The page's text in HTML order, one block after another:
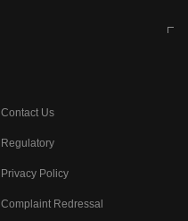
Contact Us
Regulatory
Privacy Policy
Complaint Redressal